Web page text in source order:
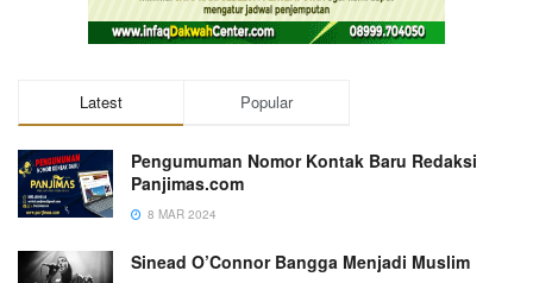
Latest Popular
Pengumuman Nomor Kontak Baru Redaksi
Panjimas.com
8 MAR 2024
Sinead O’Connor Bangga Menjadi Muslim